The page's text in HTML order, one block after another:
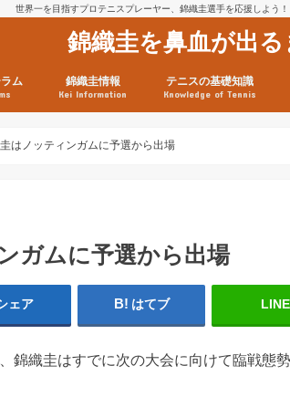
世界一を目指すプロテニスプレーヤー、錦織圭選手を応援しよ
錦織圭を鼻血が出
ム 錦織圭情報
Kei Information
日現在）
点）
テニスの基礎知識
Knowledge of Tennis
はノッティンガムに予選から出場
ガムに予選から出場
ェア はてブ LINE
錦織圭はすでに次の大会に向けて臨戦態勢